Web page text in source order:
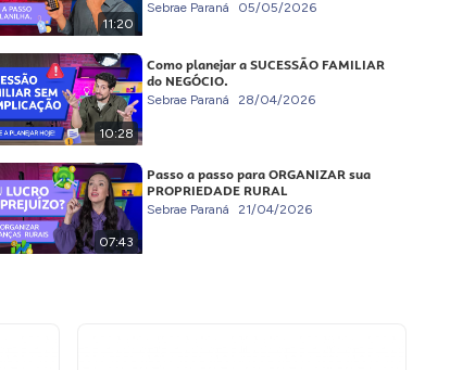
11:20
Sebrae Paraná 05/05/2026
10:28
Como planejar a SUCESSÃO FAMILIAR
do NEGÓCIO.
Sebrae Paraná 28/04/2026
07:43
Passo a passo para ORGANIZAR sua
PROPRIEDADE RURAL
Sebrae Paraná 21/04/2026